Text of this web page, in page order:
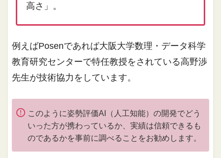
高さ」。
例えばPosenであれば大阪大学数理・データ科学
教育研究センターで特任教授をされている高野渉
先生が技術協力をしています。
このように姿勢評価AI（人工知能）の開発でどう
いった方が携わっているか、実績は信頼できるも
のであるかを事前に調べることをお勧めします。